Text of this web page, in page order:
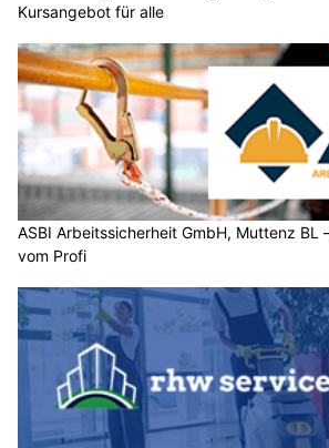
Kursangebot für alle
ASBI Arbeitssicherheit GmbH, Muttenz BL
vom Profi